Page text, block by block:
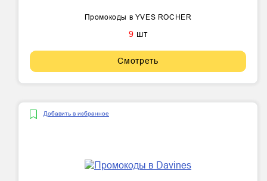
Промокоды в YVES ROCHER
9 шт
Смотреть
Добавить в избранное